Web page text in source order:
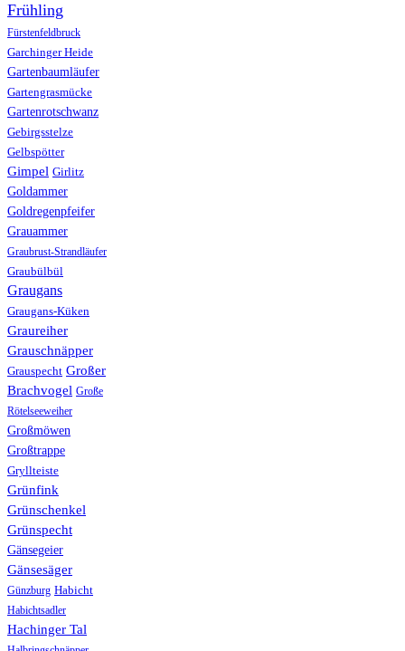
Frühling
Fürstenfeldbruck
Garchinger Heide
Gartenbaumläufer
Gartengrasmücke
Gartenrotschwanz
Gebirgsstelze
Gelbspötter
Gimpel Girlitz
Goldammer
Goldregenpfeifer
Grauammer
Graubrust-Strandläufer
Graubülbül
Graugans
Graugans-Küken
Graureiher
Grauschnäpper
Grauspecht Großer
Brachvogel Große
Rötelseeweiher
Großmöwen
Großtrappe
Gryllteiste
Grünfink
Grünschenkel
Grünspecht
Gänsegeier
Gänsesäger
Günzburg Habicht
Habichtsadler
Hachinger Tal